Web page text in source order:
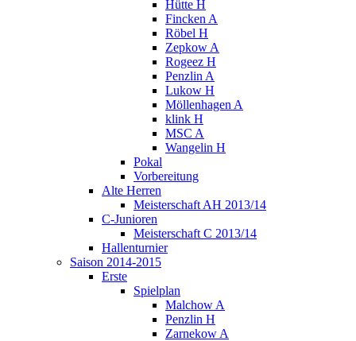
Hütte H
Fincken A
Röbel H
Zepkow A
Rogeez H
Penzlin A
Lukow H
Möllenhagen A
klink H
MSC A
Wangelin H
Pokal
Vorbereitung
Alte Herren
Meisterschaft AH 2013/14
C-Junioren
Meisterschaft C 2013/14
Hallenturnier
Saison 2014-2015
Erste
Spielplan
Malchow A
Penzlin H
Zarnekow A